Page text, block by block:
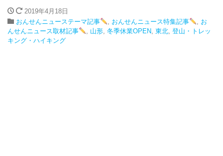
2019年4月18日
おんせんニューステーマ記事
, おんせんニュース特集記事 , お
んせんニュース取材記事
, 山形, 冬季休業OPEN, 東北, 登山・トレッ
キング・ハイキング